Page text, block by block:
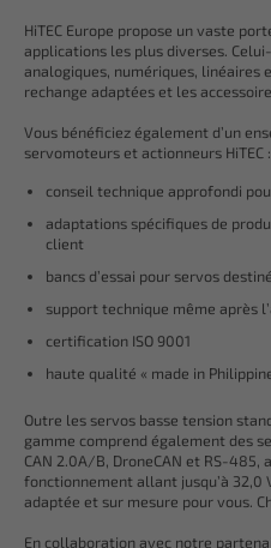
HiTEC Europe propose un vaste
applications les plus diverses.
analogiques, numériques, linéaires
rechange adaptées et les
Vous bénéficiez également d’un
servomoteurs et actionneurs HiTEC :
conseil technique approfondi
adaptations spécifiques de
client
bancs d’essai pour servos
support technique même après
certification ISO 9001
haute qualité « made in
Outre les servos basse tension
gamme comprend également des
CAN 2.0A/B, DroneCAN et RS-485,
fonctionnement allant jusqu’à 32,0
adaptée et sur mesure pour vous.
En collaboration avec notre